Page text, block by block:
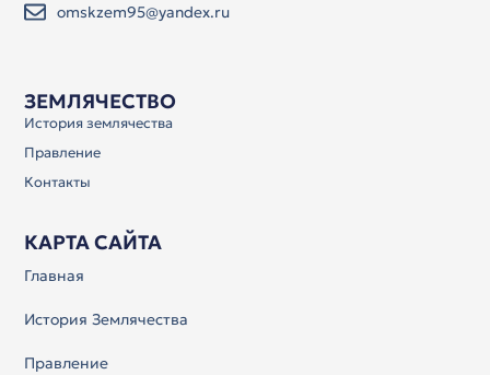
ЗЕМЛЯЧЕСТВО
История землячества
Правление
Контакты
КАРТА САЙТА
Главная
История Землячества
Правление
omskzem95@yandex.ru